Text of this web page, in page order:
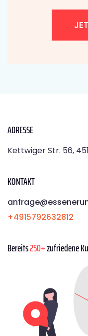
ADRESSE
Kettwiger Str. 56,
KONTAKT
+4915792632812
Bereits250+zufriedene